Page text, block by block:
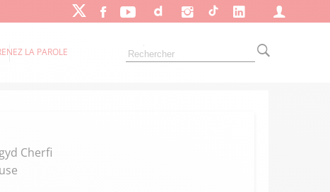
LA PAROLE
Cherfi